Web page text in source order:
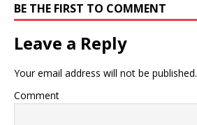
BE THE FIRST TO COMMENT
Leave a Reply
Your email address will not be published.
Comment